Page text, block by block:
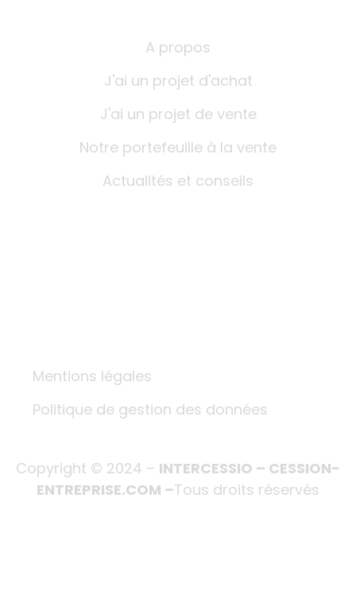
A propos
J'ai un projet d'achat
J'ai un projet de vente
Notre portefeuille à la vente
Actualités et conseils
Mentions légales
Politique de gestion des données
Copyright © 2024 – INTERCESSIO – CESSION-
ENTREPRISE.COM –Tous droits réservés